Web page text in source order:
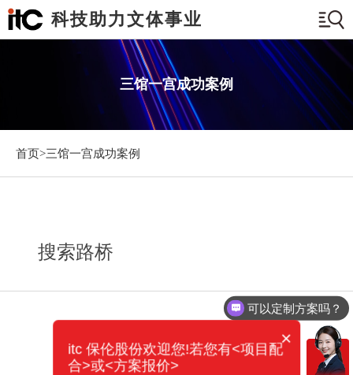
科技助力文体事业
三馆一宫成功案例
首页>三馆一宫成功案例
搜索路桥
可以定制方案吗？
×
itc 保伦股份欢迎您!若您有<项目配
合>或<方案报价>